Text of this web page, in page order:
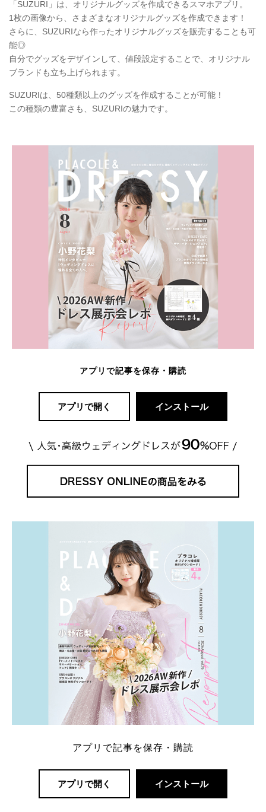
「SUZURI」は、オリジナルグッズを作成できるスマホアプリ。
1枚の画像から、さまざまなオリジナルグッズを作成できます！
さらに、SUZURIなら作ったオリジナルグッズを販売することも可
能◎
自分でグッズをデザインして、値段設定することで、オリジナル
ブランドも立ち上げられます。
SUZURIは、50種類以上のグッズを作成することが可能！
この種類の豊富さも、SUZURIの魅力です。
アプリで記事を保存・購読
アプリで開く インストール
アプリで記事を保存・購読
アプリで開く インストール